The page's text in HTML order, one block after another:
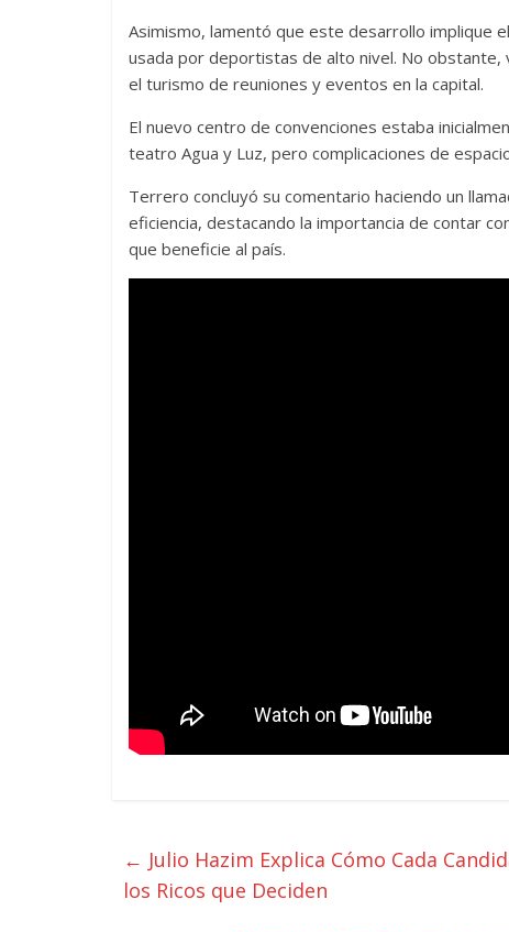
Asimismo, lamentó que este desarrollo implique
usada por deportistas de alto nivel. No obstante,
el turismo de reuniones y eventos en la capital.
El nuevo centro de convenciones estaba
teatro Agua y Luz, pero complicaciones de
Terrero concluyó su comentario haciendo un
eficiencia, destacando la importancia de contar
que beneficie al país.
← Julio Hazim Explica Cómo Cada
los Ricos que Deciden